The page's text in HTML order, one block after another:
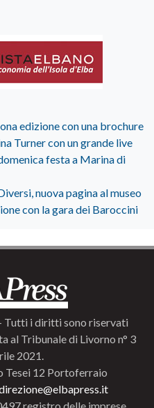
edizione con una brochure
Turner con un grande live
festa a Marina di
nuova pagina al museo
con la gara dei Baroccini
Tutti i diritti sono riservati
al Tribunale di Livorno n° 3
2021.
Tesei 12 Portoferraio